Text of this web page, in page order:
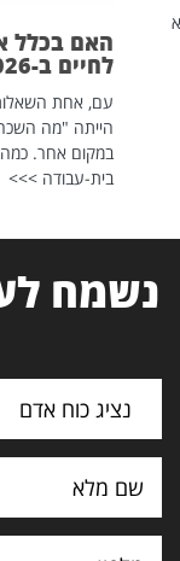
האם בכלל
לחיים ב-2026?
עם, אחת
הייתה "מה
במקום אחר. כמה
בית-עבודה >>>
נשמח
נציג כוח אדם